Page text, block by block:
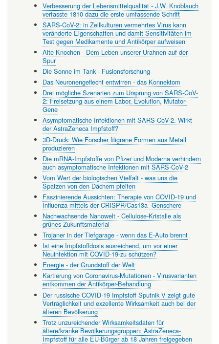
Verbesserung der Lebensmittelqualität - J.W. Knoblauch
verfasste 1810 dazu die erste umfassende Schrift
SARS-CoV-2: in Zellkulturen vermehrtes Virus kann
veränderte Eigenschaften und damit Sensitivitäten im
Test gegen Medikamente und Antikörper aufweisen
Alte Knochen - Dem Leben unserer Urahnen auf der
Spur
Die Sonne im Tank - Fusionsforschung
Das Neuronengeflecht entwirren - das Konnektom
Drei mögliche Szenarien zum Ursprung von SARS-CoV-
2: Freisetzung aus einem Labor, Evolution, Mutator-
Gene
Asymptomatische Infektionen mit SARS-CoV-2. Wirkt
der AstraZeneca Impfstoff?
3D-Druck: Wie Forscher filigrane Formen aus Metall
produzieren
Die mRNA-Impfstoffe von Pfizer und Moderna verhindern
auch asymptomatische Infektionen mit SARS-CoV-2
Vom Wert der biologischen Vielfalt - was uns die
Spatzen von den Dächern pfeifen
Faszinierende Aussichten: Therapie von COVID-19 und
Influenza mittels der CRISPR/Cas13a- Genschere
Nachwachsende Nanowelt - Cellulose-Kristalle als
grünes Zukunftsmaterial
Trojaner in der Tiefgarage - wenn das E-Auto brennt
Ist eine Impfstoffdosis ausreichend, um vor einer
Neuinfektion mit COVID-19-zu schützen?
Energie - der Grundstoff der Welt
Kartierung von Coronavirus-Mutationen - Virusvarianten
entkommen der Antikörper-Behandlung
Der russische COVID-19 Impfstoff Sputnik V zeigt gute
Verträglichkeit und exzellente Wirksamkeit auch bei der
älteren Bevölkerung
Trotz unzureichender Wirksamkeitsdaten für
ältere/kranke Bevölkerungsgruppen: AstraZeneca-
Impfstoff für alle EU-Bürger ab 18 Jahren freigegeben